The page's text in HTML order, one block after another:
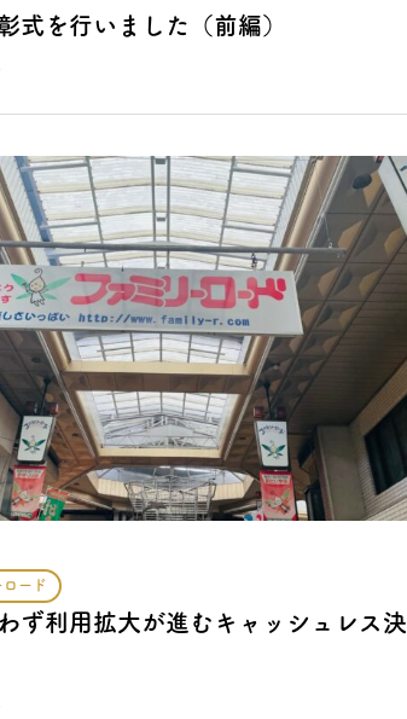
式を行いました（前編）
ロード
ず利用拡大が進むキャッシュレス決